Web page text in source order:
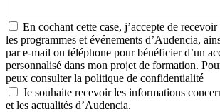
En cochant cette case, j’accepte de
les programmes et événements d’Audencia,
par e-mail ou téléphone pour bénéficier d’un
personnalisé dans mon projet de formation.
peux consulter la politique de confidentialité
Je souhaite recevoir les informations
et les actualités d’Audencia.